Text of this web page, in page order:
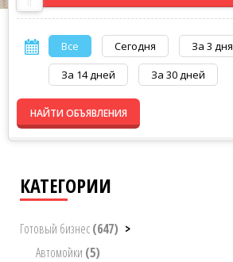
Все Сегодня За 3 дня
За 14 дней
За 30 дней
НАЙТИ ОБЪЯВЛЕНИЯ
КАТЕГОРИИ
Готовый бизнес(647) >
Автомойки (5)